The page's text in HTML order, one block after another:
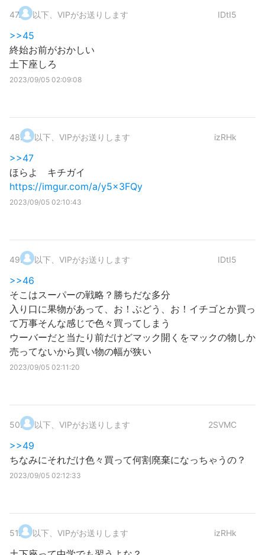
47. 以下、VIPがお送りします IDtI5
>>45
終始お前がおかしい
土下座しろ
2023/09/05 02:09:08
48. 以下、VIPがお送りします izRHk
>>47
ほらよ キチガイ
https://imgur.com/a/y5x3FQy
2023/09/05 02:10:43
49. 以下、VIPがお送りします IDtI5
>>46
そこはスーパーの戦略？勝ちだな多分
入り口に果物があって、お！ぶどう、お！イチゴとか買っ
て万事そんな感じで色々買ってしまう
ウーバーだと当たり前だけどマック開くをマックの物しか
売ってないから買い物の幅が狭い
2023/09/05 02:11:20
50. 以下、VIPがお送りします 2SVMC
>>49
ちなみにそれだけ色々買って何割廃棄になっちゃうの？
2023/09/05 02:12:33
51. 以下、VIPがお送りします izRHk